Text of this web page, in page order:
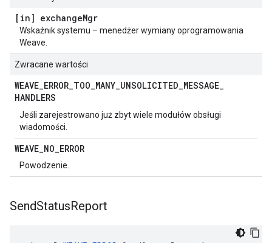
[in] exchangeMgr
Wskaźnik systemu – menedżer wymiany oprogramowania
Weave.
Zwracane wartości
WEAVE_ERROR_TOO_MANY_UNSOLICITED_MESSAGE_
HANDLERS
Jeśli zarejestrowano już zbyt wiele modułów obsługi
wiadomości.
WEAVE_NO_ERROR
Powodzenie.
SendStatusReport